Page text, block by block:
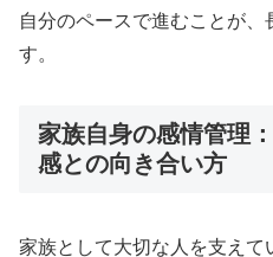
自分のペースで進むことが、
す。
家族自身の感情管理
感との向き合い方
家族として大切な人を支えて